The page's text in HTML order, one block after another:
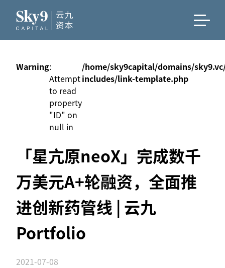
Warning:
Attempt
to read
property
"ID" on
null in
/home/sky9capital/domains/
includes/link-template.php
「星亢原neoX」完成数千
万美元A+轮融资，全面推
进创新药管线 | 云九
Portfolio
2021-07-08